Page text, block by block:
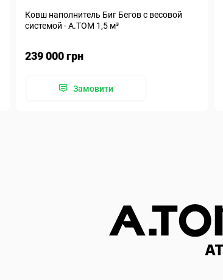
Ковш наполнитель Биг Бегов с весовой
системой - А.ТОМ 1,5 м³
239 000 грн
Замовити